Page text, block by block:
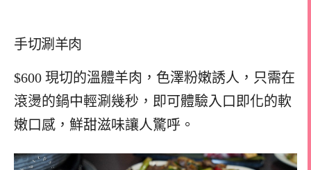
手切涮羊肉
$600 現切的溫體羊肉，色澤粉嫩誘人，只需在
滾燙的鍋中輕涮幾秒，即可體驗入口即化的軟
嫩口感，鮮甜滋味讓人驚呼。